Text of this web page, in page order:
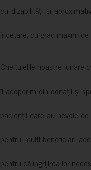
cu dizabilități și
încetare, cu grad maxim
Cheltuielile noastre
îi acoperim din donații și
pacienții care au nevoie
pentru mulți beneficiari
pentru că îngrijirea lor